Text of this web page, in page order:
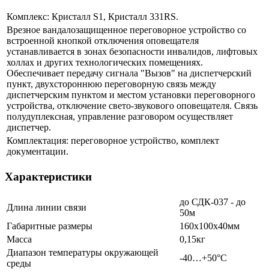
Комплекс: Кристалл S1, Кристалл 331RS.
Врезное вандалозащищенное переговорное устройство со
встроенной кнопкой отключения оповещателя
устанавливается в зонах безопасности инвалидов, лифтовых
холлах и других технологических помещениях.
Обеспечивает передачу сигнала "Вызов" на диспетчерский
пункт, двухстороннюю переговорную связь между
диспетчерским пунктом и местом установки переговорного
устройства, отключение свето-звукового оповещателя. Связь
полудуплексная, управление разговором осуществляет
диспетчер.
Комплектация: переговорное устройство, комплект
документации.
Характеристики
Длина линии связи
до СДК-037 - до
50м
Габаритные размеры
160х100х40мм
Масса
0,15кг
Диапазон температуры окружающей
среды
-40…+50°С